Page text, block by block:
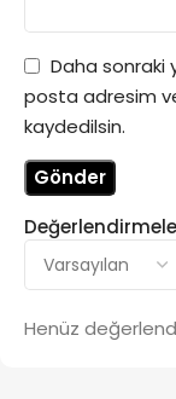
Henüz
Daha sonraki
posta adresim
kaydedilsin.